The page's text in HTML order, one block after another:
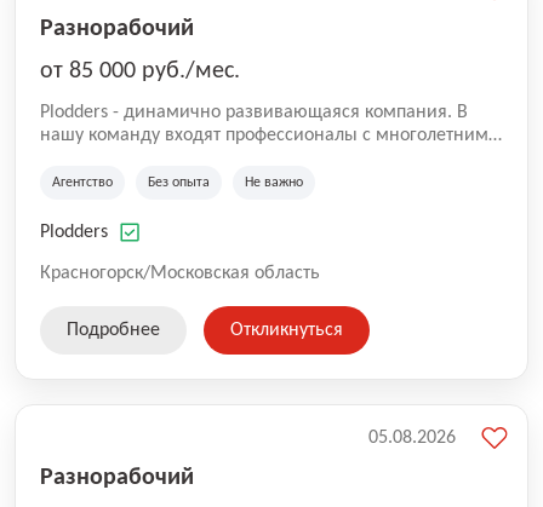
Разнорабочий
от 85 000 руб./мес.
Plodders - динамично развивающаяся компания. В
нашу команду входят профессионалы с многолетним
на рынке аутсорсинга, а накопленный опыт позволяют
оказываемых услуг.
Агентство Без опыта Не важно
Plodders
Красногорск/Московская область
Подробнее Откликнуться
Разнорабочий
05.08.2026